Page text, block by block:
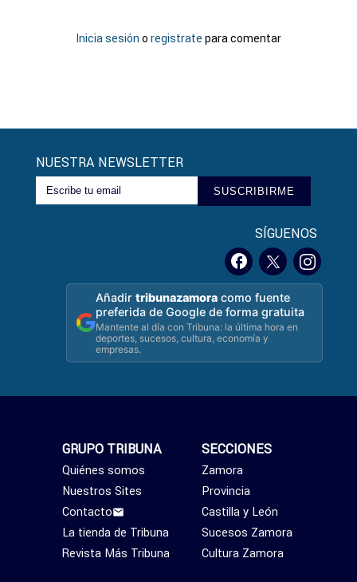
Inicia sesión o registrate para comentar
NUESTRA NEWSLETTER
SUSCRIBIRME
SÍGUENOS
Añadirtribunazamora como fuente
preferida de Google de forma gratuita
Mantente al día con Tribuna: la última hora en
deportes, sucesos, cultura, economía y
empresas.
SECCIONES
Zamora
Provincia
Castilla y León
Sucesos Zamora
Cultura Zamora
GRUPO TRIBUNA
Quiénes somos
Nuestros Sites
Contacto
La tienda de Tribuna
Revista Más Tribuna